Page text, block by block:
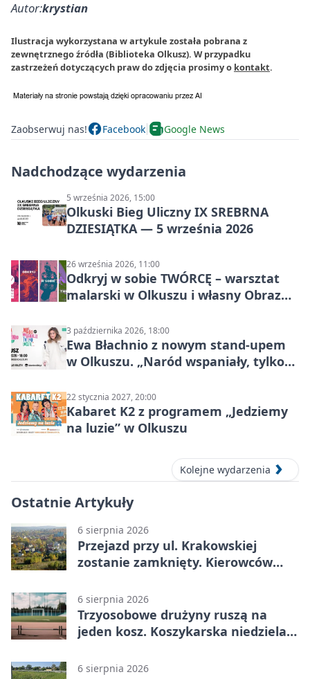
Autor:krystian
Ilustracja wykorzystana w artykule została pobrana z
zewnętrznego źródła (Biblioteka Olkusz). W przypadku
zastrzeżeń dotyczących praw do zdjęcia prosimy o kontakt.
Zaobserwuj nas! Facebook Google News
Nadchodzące wydarzenia
5 września 2026, 15:00
Olkuski Bieg Uliczny IX SREBRNA
DZIESIĄTKA — 5 września 2026
26 września 2026, 11:00
Odkryj w sobie TWÓRCĘ – warsztat
malarski w Olkuszu i własny Obraz
3 października 2026, 18:00
Ewa Błachnio z nowym stand-upem
w Olkuszu. „Naród wspaniały, tylko
22 stycznia 2027, 20:00
Kabaret K2 z programem „Jedziemy
na luzie” w Olkuszu
Kolejne wydarzenia
Ostatnie Artykuły
6 sierpnia 2026
Przejazd przy ul. Krakowskiej
zostanie zamknięty. Kierowców
6 sierpnia 2026
Trzyosobowe drużyny ruszą na
jeden kosz. Koszykarska niedziela
6 sierpnia 2026